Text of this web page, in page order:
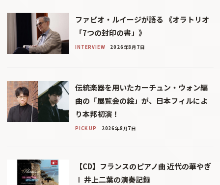
ファビオ・ルイージが語る 《オラトリオ
「7つの封印の書」》
INTERVIEW 2026年8月7日
伝統楽器を用いたカーチュン・ウォン編
曲の「展覧会の絵」が、日本フィルによ
り本邦初演！
PICK UP 2026年8月7日
【CD】フランスのピアノ曲 近代の華やぎ
Ⅰ 井上二葉の演奏記録